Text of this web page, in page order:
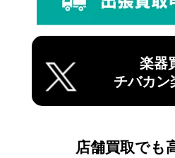
楽器
チバカン
店舗買取でも